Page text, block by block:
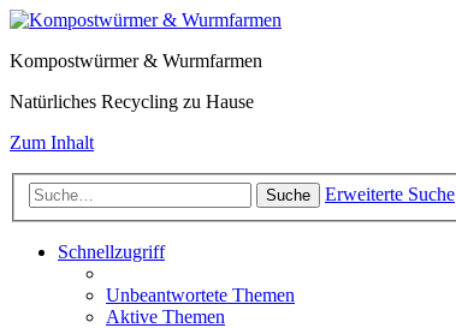
Kompostwürmer & Wurmfarmen
Natürliches Recycling zu Hause
Zum Inhalt
Suche Erweiterte Suche
Schnellzugriff
Unbeantwortete Themen
Aktive Themen